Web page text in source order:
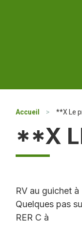
Accueil > **X Le
**X
RV au guichet
Quelques pas
RER C à